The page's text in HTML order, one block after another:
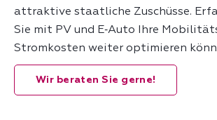
attraktive staatliche Zuschüsse.
Sie mit PV und E‑Auto Ihre
Stromkosten weiter optimieren
Wir beraten Sie gerne!